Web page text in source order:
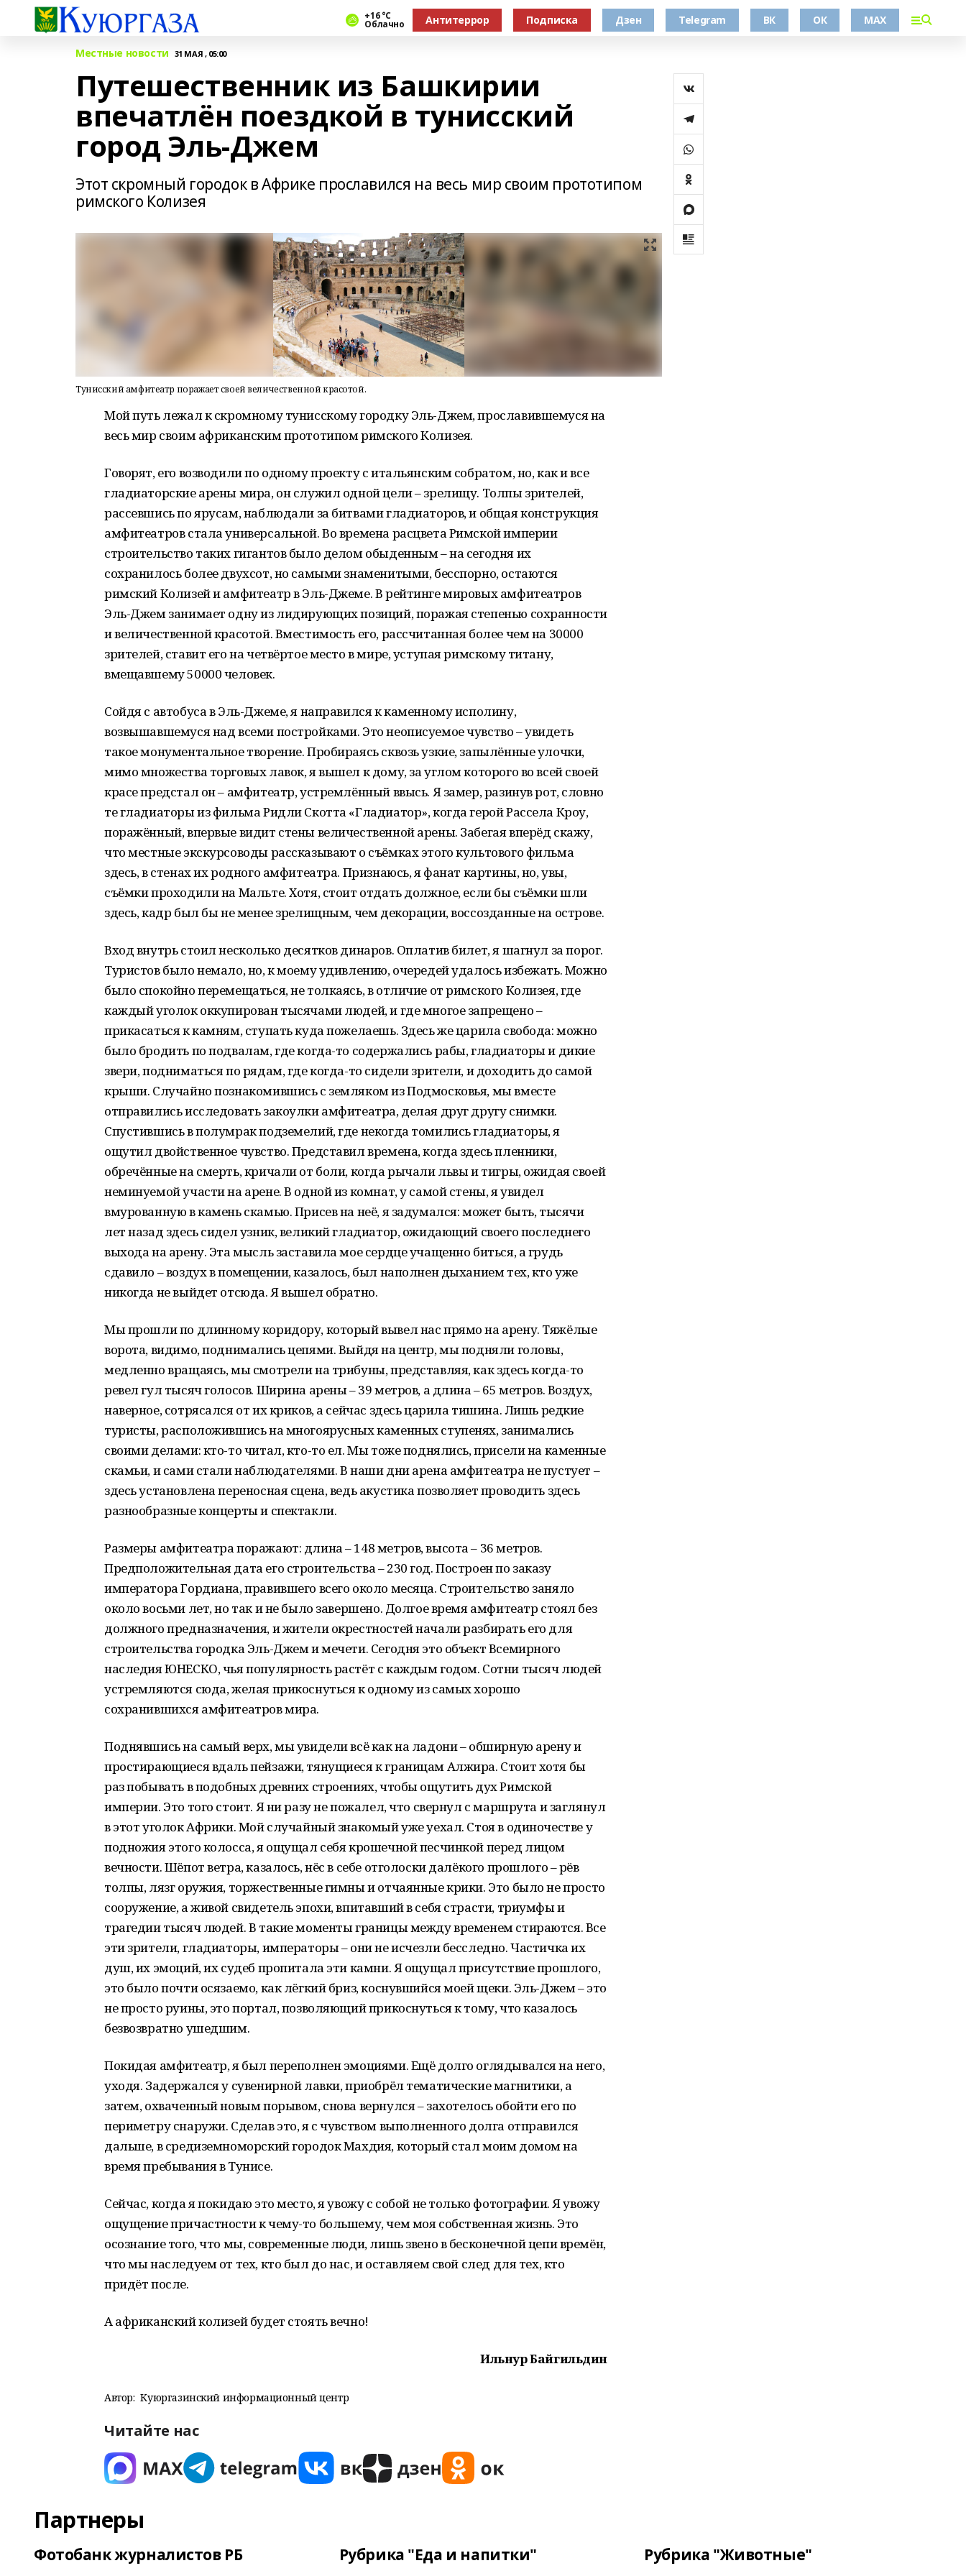
+16 °С
Облачно Антитеррор Подписка Дзен Telegram ВК ОК MAX
Местные новости 31 МАЯ , 05:00
Путешественник из Башкирии
впечатлён поездкой в тунисский
город Эль-Джем
Этот скромный городок в Африке прославился на весь мир своим прототипом
римского Колизея
Тунисский амфитеатр поражает своей величественной красотой.
Мой путь лежал к скромному тунисскому городку Эль-Джем, прославившемуся на
весь мир своим африканским прототипом римского Колизея.
Говорят, его возводили по одному проекту с итальянским собратом, но, как и все
гладиаторские арены мира, он служил одной цели – зрелищу. Толпы зрителей,
рассевшись по ярусам, наблюдали за битвами гладиаторов, и общая конструкция
амфитеатров стала универсальной. Во времена расцвета Римской империи
строительство таких гигантов было делом обыденным – на сегодня их
сохранилось более двухсот, но самыми знаменитыми, бесспорно, остаются
римский Колизей и амфитеатр в Эль-Джеме. В рейтинге мировых амфитеатров
Эль-Джем занимает одну из лидирующих позиций, поражая степенью сохранности
и величественной красотой. Вместимость его, рассчитанная более чем на 30000
зрителей, ставит его на четвёртое место в мире, уступая римскому титану,
вмещавшему 50000 человек.
Сойдя с автобуса в Эль-Джеме, я направился к каменному исполину,
возвышавшемуся над всеми постройками. Это неописуемое чувство – увидеть
такое монументальное творение. Пробираясь сквозь узкие, запылённые улочки,
мимо множества торговых лавок, я вышел к дому, за углом которого во всей своей
красе предстал он – амфитеатр, устремлённый ввысь. Я замер, разинув рот, словно
те гладиаторы из фильма Ридли Скотта «Гладиатор», когда герой Рассела Кроу,
поражённый, впервые видит стены величественной арены. Забегая вперёд скажу,
что местные экскурсоводы рассказывают о съёмках этого культового фильма
здесь, в стенах их родного амфитеатра. Признаюсь, я фанат картины, но, увы,
съёмки проходили на Мальте. Хотя, стоит отдать должное, если бы съёмки шли
здесь, кадр был бы не менее зрелищным, чем декорации, воссозданные на острове.
Вход внутрь стоил несколько десятков динаров. Оплатив билет, я шагнул за порог.
Туристов было немало, но, к моему удивлению, очередей удалось избежать. Можно
было спокойно перемещаться, не толкаясь, в отличие от римского Колизея, где
каждый уголок оккупирован тысячами людей, и где многое запрещено –
прикасаться к камням, ступать куда пожелаешь. Здесь же царила свобода: можно
было бродить по подвалам, где когда-то содержались рабы, гладиаторы и дикие
звери, подниматься по рядам, где когда-то сидели зрители, и доходить до самой
крыши. Случайно познакомившись с земляком из Подмосковья, мы вместе
отправились исследовать закоулки амфитеатра, делая друг другу снимки.
Спустившись в полумрак подземелий, где некогда томились гладиаторы, я
ощутил двойственное чувство. Представил времена, когда здесь пленники,
обречённые на смерть, кричали от боли, когда рычали львы и тигры, ожидая своей
неминуемой участи на арене. В одной из комнат, у самой стены, я увидел
вмурованную в камень скамью. Присев на неё, я задумался: может быть, тысячи
лет назад здесь сидел узник, великий гладиатор, ожидающий своего последнего
выхода на арену. Эта мысль заставила мое сердце учащенно биться, а грудь
сдавило – воздух в помещении, казалось, был наполнен дыханием тех, кто уже
никогда не выйдет отсюда. Я вышел обратно.
Мы прошли по длинному коридору, который вывел нас прямо на арену. Тяжёлые
ворота, видимо, поднимались цепями. Выйдя на центр, мы подняли головы,
медленно вращаясь, мы смотрели на трибуны, представляя, как здесь когда-то
ревел гул тысяч голосов. Ширина арены – 39 метров, а длина – 65 метров. Воздух,
наверное, сотрясался от их криков, а сейчас здесь царила тишина. Лишь редкие
туристы, расположившись на многоярусных каменных ступенях, занимались
своими делами: кто-то читал, кто-то ел. Мы тоже поднялись, присели на каменные
скамьи, и сами стали наблюдателями. В наши дни арена амфитеатра не пустует –
здесь установлена переносная сцена, ведь акустика позволяет проводить здесь
разнообразные концерты и спектакли.
Размеры амфитеатра поражают: длина – 148 метров, высота – 36 метров.
Предположительная дата его строительства – 230 год. Построен по заказу
императора Гордиана, правившего всего около месяца. Строительство заняло
около восьми лет, но так и не было завершено. Долгое время амфитеатр стоял без
должного предназначения, и жители окрестностей начали разбирать его для
строительства городка Эль-Джем и мечети. Сегодня это объект Всемирного
наследия ЮНЕСКО, чья популярность растёт с каждым годом. Сотни тысяч людей
устремляются сюда, желая прикоснуться к одному из самых хорошо
сохранившихся амфитеатров мира.
Поднявшись на самый верх, мы увидели всё как на ладони – обширную арену и
простирающиеся вдаль пейзажи, тянущиеся к границам Алжира. Стоит хотя бы
раз побывать в подобных древних строениях, чтобы ощутить дух Римской
империи. Это того стоит. Я ни разу не пожалел, что свернул с маршрута и заглянул
в этот уголок Африки. Мой случайный знакомый уже уехал. Стоя в одиночестве у
подножия этого колосса, я ощущал себя крошечной песчинкой перед лицом
вечности. Шёпот ветра, казалось, нёс в себе отголоски далёкого прошлого – рёв
толпы, лязг оружия, торжественные гимны и отчаянные крики. Это было не просто
сооружение, а живой свидетель эпохи, впитавший в себя страсти, триумфы и
трагедии тысяч людей. В такие моменты границы между временем стираются. Все
эти зрители, гладиаторы, императоры – они не исчезли бесследно. Частичка их
душ, их эмоций, их судеб пропитала эти камни. Я ощущал присутствие прошлого,
это было почти осязаемо, как лёгкий бриз, коснувшийся моей щеки. Эль-Джем – это
не просто руины, это портал, позволяющий прикоснуться к тому, что казалось
безвозвратно ушедшим.
Покидая амфитеатр, я был переполнен эмоциями. Ещё долго оглядывался на него,
уходя. Задержался у сувенирной лавки, приобрёл тематические магнитики, а
затем, охваченный новым порывом, снова вернулся – захотелось обойти его по
периметру снаружи. Сделав это, я с чувством выполненного долга отправился
дальше, в средиземноморский городок Махдия, который стал моим домом на
время пребывания в Тунисе.
Сейчас, когда я покидаю это место, я увожу с собой не только фотографии. Я увожу
ощущение причастности к чему-то большему, чем моя собственная жизнь. Это
осознание того, что мы, современные люди, лишь звено в бесконечной цепи времён,
что мы наследуем от тех, кто был до нас, и оставляем свой след для тех, кто
придёт после.
А африканский колизей будет стоять вечно!
Ильнур Байгильдин
Автор: Куюргазинский информационный центр
Читайте нас
Партнеры
Фотобанк журналистов РБ Рубрика "Еда и напитки" Рубрика "Животные"